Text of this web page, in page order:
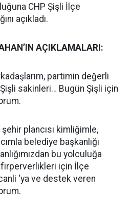
CHP Şişli İlçe
açıkladı.
AÇIKLAMALARI:
partimin değerli
sakinleri… Bugün Şişli için
plancısı kimliğimle,
belediye başkanlığı
bu yolculuğa
için İlçe
‘ya ve destek veren